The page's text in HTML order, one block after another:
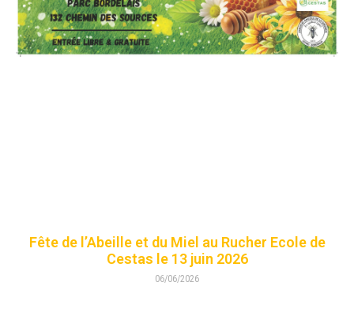
Fête de l’Abeille et du Miel au Rucher Ecole de
Cestas le 13 juin 2026
06/06/2026